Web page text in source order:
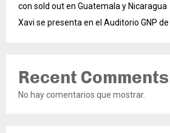
con sold out en Guatemala y Nicaragua
Xavi se presenta en el Auditorio GNP
Recent Comments
No hay comentarios que mostrar.